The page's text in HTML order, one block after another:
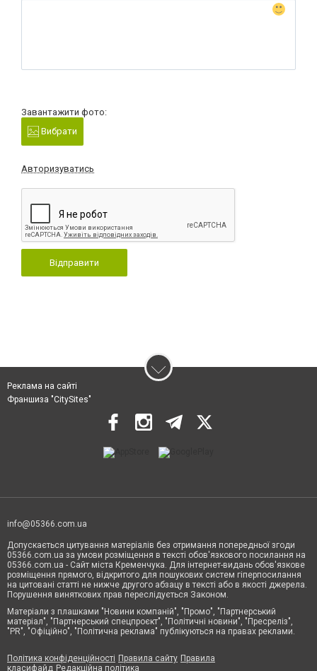
Завантажити фото:
Вибрати
Авторизуватись
Відправити
Реклама на сайті
Франшиза "CitySites"
info@05366.com.ua
Допускається цитування матеріалів без отримання попередньої згоди
05366.com.ua за умови розміщення в тексті обов'язкового посилання на
05366.com.ua - Сайт міста Кременчука. Для інтернет-видань обов'язкове
розміщення прямого, відкритого для пошукових систем гіперпосилання
на цитовані статті не нижче другого абзацу в тексті або в якості джерела.
Порушення виняткових прав переслідується Законом.
Матеріали з плашками "Новини компаній", "Промо", "Партнерський
матеріал", "Партнерський спецпроєкт", "Політичні новини", "Пресреліз",
"PR", "Офіційно", "Політична реклама" публікуються на правах реклами.
Політика конфіденційності Правила сайту Правила
класифайд Редакційна політика